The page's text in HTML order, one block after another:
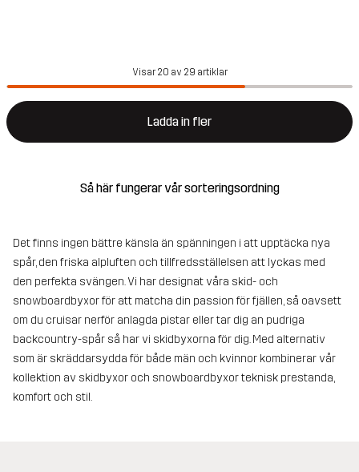
Visar 20 av 29 artiklar
Ladda in fler
Så här fungerar vår sorteringsordning
Det finns ingen bättre känsla än spänningen i att upptäcka nya
spår, den friska alpluften och tillfredsställelsen att lyckas med
den perfekta svängen. Vi har designat våra skid- och
snowboardbyxor för att matcha din passion för fjällen, så oavsett
om du cruisar nerför anlagda pistar eller tar dig an pudriga
backcountry-spår så har vi skidbyxorna för dig. Med alternativ
som är skräddarsydda för både män och kvinnor kombinerar vår
kollektion av skidbyxor och snowboardbyxor teknisk prestanda,
komfort och stil.